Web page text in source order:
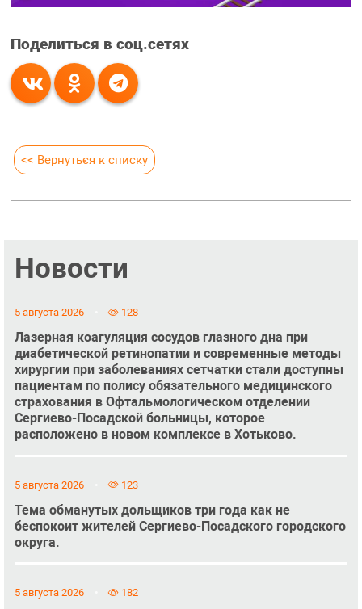
Поделиться в соц.сетях
<< Вернуться к списку
Новости
5 августа 2026 128
Лазерная коагуляция сосудов глазного дна при
диабетической ретинопатии и современные методы
хирургии при заболеваниях сетчатки стали доступны
пациентам по полису обязательного медицинского
страхования в Офтальмологическом отделении
Сергиево-Посадской больницы, которое
расположено в новом комплексе в Хотьково.
5 августа 2026 123
Тема обманутых дольщиков три года как не
беспокоит жителей Сергиево-Посадского городского
округа.
5 августа 2026 182